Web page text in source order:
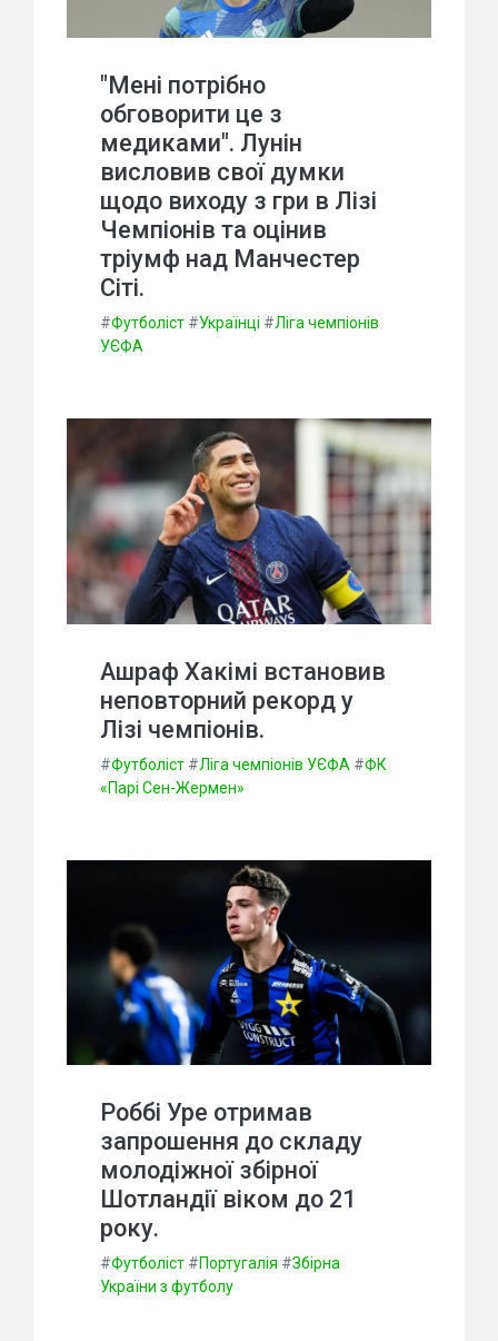
"Мені потрібно
обговорити це з
медиками". Лунін
висловив свої думки
щодо виходу з гри в Лізі
Чемпіонів та оцінив
тріумф над Манчестер
Сіті.
#Футболіст #Українці #Ліга чемпіонів
УЄФА
Ашраф Хакімі встановив
неповторний рекорд у
Лізі чемпіонів.
#Футболіст #Ліга чемпіонів УЄФА #ФК
«Парі Сен-Жермен»
Роббі Уре отримав
запрошення до складу
молодіжної збірної
Шотландії віком до 21
року.
#Футболіст #Португалія #Збірна
України з футболу